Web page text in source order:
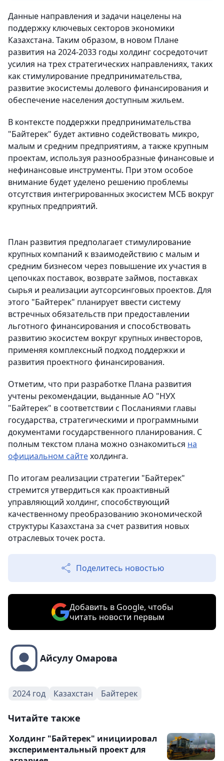
Данные направления и задачи нацелены на
поддержку ключевых секторов экономики
Казахстана. Таким образом, в новом Плане
развития на 2024-2033 годы холдинг сосредоточит
усилия на трех стратегических направлениях, таких
как стимулирование предпринимательства,
развитие экосистемы долевого финансирования и
обеспечение населения доступным жильем.
В контексте поддержки предпринимательства
"Байтерек" будет активно содействовать микро,
малым и средним предприятиям, а также крупным
проектам, используя разнообразные финансовые и
нефинансовые инструменты. При этом особое
внимание будет уделено решению проблемы
отсутствия интегрированных экосистем МСБ вокруг
крупных предприятий.
План развития предполагает стимулирование
крупных компаний к взаимодействию с малым и
средним бизнесом через повышение их участия в
цепочках поставок, возврате займов, поставках
сырья и реализации аутсорсинговых проектов. Для
этого "Байтерек" планирует ввести систему
встречных обязательств при предоставлении
льготного финансирования и способствовать
развитию экосистем вокруг крупных инвесторов,
применяя комплексный подход поддержки и
развития проектного финансирования.
Отметим, что при разработке Плана развития
учтены рекомендации, выданные АО "НУХ
"Байтерек" в соответствии с Посланиями главы
государства, стратегическими и программными
документами государственного планирования. С
полным текстом плана можно ознакомиться на
официальном сайтехолдинга.
По итогам реализации стратегии "Байтерек"
стремится утвердиться как проактивный
управляющий холдинг, способствующий
качественному преобразованию экономической
структуры Казахстана за счет развития новых
отраслевых точек роста.
Поделитесь новостью
Добавить в Google, чтобы
читать новости первым
Айсулу Омарова
2024 год Казахстан Байтерек
Читайте также
Холдинг "Байтерек" инициировал
экспериментальный проект для